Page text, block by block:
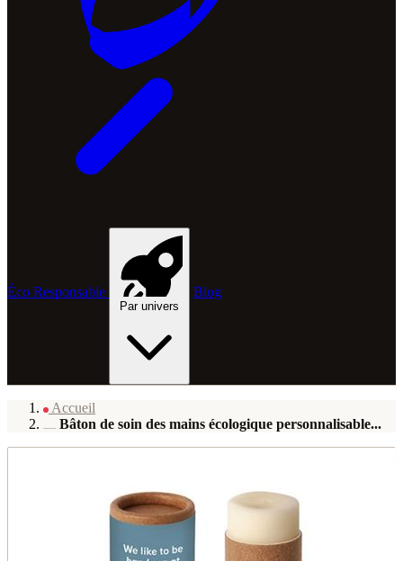
Éco Responsable
Par univers
Blog
Accueil
Bâton de soin des mains écologique personnalisable...